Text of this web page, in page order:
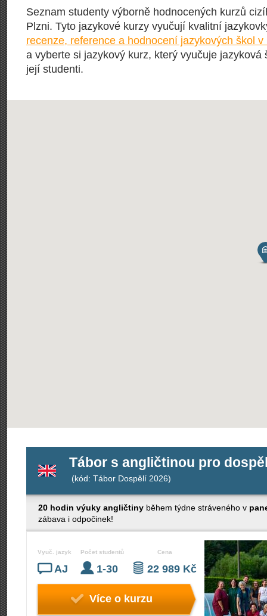
Seznam studenty výborně hodnocených kurzů
Plzni. Tyto jazykové kurzy vyučují kvalitní
recenze, reference a hodnocení jazykových škol v
a vyberte si jazykový kurz, který vyučuje jazyková
její studenti.
Tábor s angličtinou pro
(kód: Tábor Dospělí 2026)
20 hodin výuky angličtiny během týdne stráveného v
zábava i odpočinek!
Vyuč. jazyk
AJ
Počet studentů
1-30
Cena
22 989 Kč
Více o kurzu